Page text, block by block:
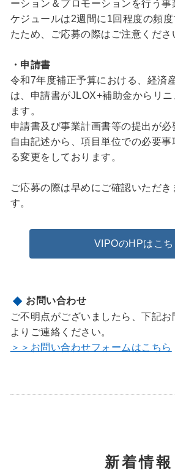
ーション＆プロモーションを行う事
ケジュールは2週間に1回程度の頻
たため、ご応募の際はご注意くださ
・申請書
令和7年度補正予算における、経済
は、申請書がJLOX+補助金からリ
ます。
申請書及び事業計画書等の提出が必
自由記述から、項目単位での必要
る変更をしております。
ご応募の際は早めにご確認いただき
す。
VIPOのHPはこち
お問い合わせ
ご不明点がございましたら、下記
よりご連絡ください。
＞＞お問い合わせフォームはこちら
新着情報